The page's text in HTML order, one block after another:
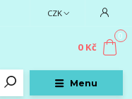
Menu
CZK
0
0 Kč